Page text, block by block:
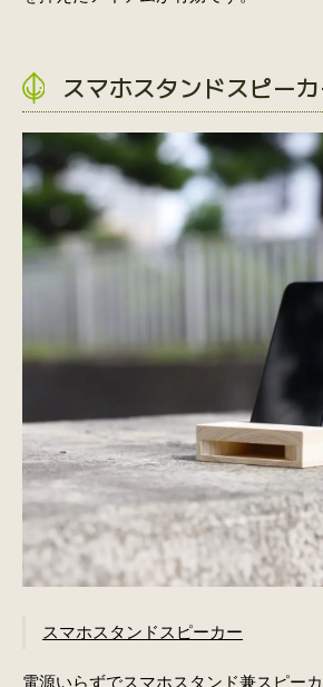
スマホスタンドスピー
スマホスタンドスピーカー
電源いらずでスマホスタンド兼スピー